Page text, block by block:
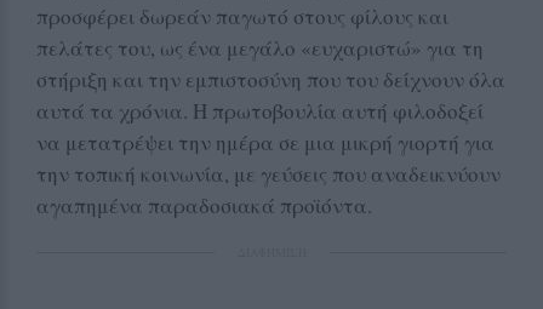
προσφέρει δωρεάν παγωτό στους φίλους και
πελάτες του, ως ένα μεγάλο «ευχαριστώ» για τη
στήριξη και την εμπιστοσύνη που του δείχνουν όλα
αυτά τα χρόνια. Η πρωτοβουλία αυτή φιλοδοξεί
να μετατρέψει την ημέρα σε μια μικρή γιορτή για
την τοπική κοινωνία, με γεύσεις που αναδεικνύουν
αγαπημένα παραδοσιακά προϊόντα.